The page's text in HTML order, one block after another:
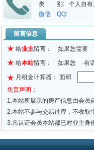
类 别:
个人自
微信 QQ:
留言信息
给业主留言： 如果您需要
给本站留言： 如果您 ·有
月租金计算器： 面积
免责声明：
1.本站所展示的房产信息由会员
2.本站不参与交易过程，不收取
3.凡认证会员本站都已对业主身